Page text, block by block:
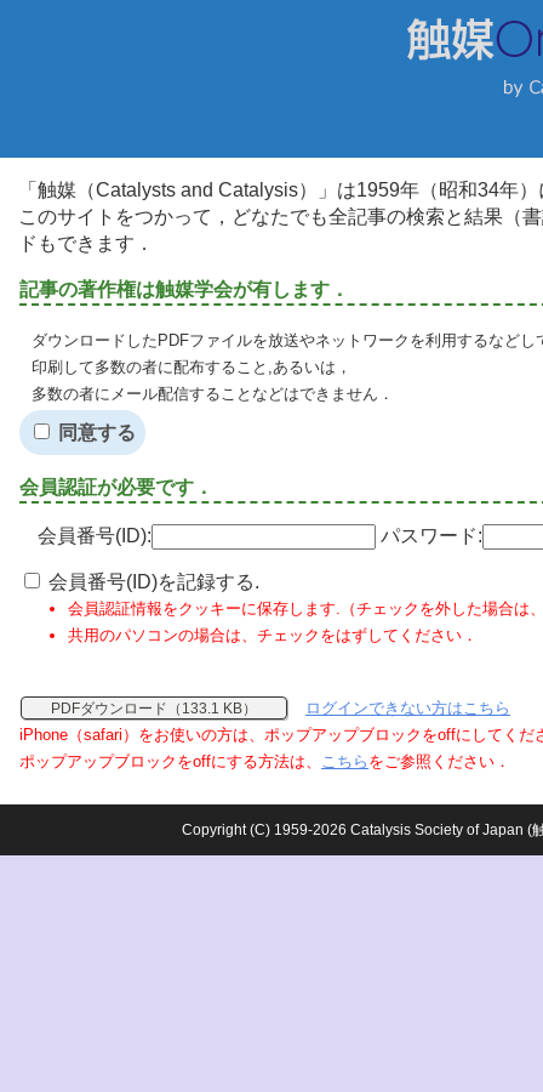
「触媒（Catalysts and Catalysis）」は1959年（昭和34年
このサイトをつかって，どなたでも全記事の検索と結果（
ドもできます．
記事の著作権は触媒学会が有します．
ダウンロードしたPDFファイルを放送やネットワークを利用するなど
印刷して多数の者に配布すること,あるいは，
多数の者にメール配信することなどはできません．
同意する
会員認証が必要です．
会員番号(ID): パスワード:
会員番号(ID)を記録する.
会員認証情報をクッキーに保存します.（チェックを外した場合は
共用のパソコンの場合は、チェックをはずしてください．
PDFダウンロード（133.1 KB）
ログインできない方はこちら
iPhone（safari）をお使いの方は、ポップアップブロックをoffにしてくだ
ポップアップブロックをoffにする方法は、 こちら をご参照ください．
Copyright (C) 1959-2026 Catalysis Society of Japan (